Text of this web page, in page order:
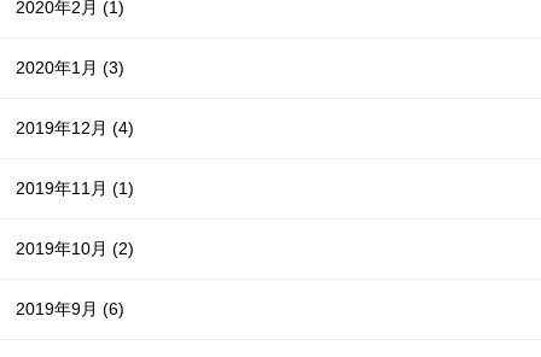
2020年2月(1)
2020年1月(3)
2019年12月(4)
2019年11月(1)
2019年10月(2)
2019年9月(6)